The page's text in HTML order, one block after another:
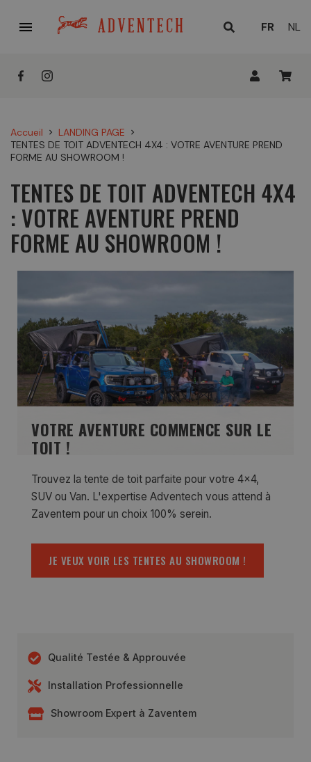

LANGUE
FR NL
Accueil chevron_right LANDING PAGE chevron_right
TENTES DE TOIT ADVENTECH 4X4 : VOTRE AVENTURE PREND
FORME AU SHOWROOM !
TENTES DE TOIT ADVENTECH 4X4
: VOTRE AVENTURE PREND
FORME AU SHOWROOM !
VOTRE AVENTURE COMMENCE SUR LE
TOIT !
Trouvez la tente de toit parfaite pour votre 4x4,
SUV ou Van. L'expertise Adventech vous attend à
Zaventem pour un choix 100% serein.
JE VEUX VOIR LES TENTES AU SHOWROOM !
Qualité Testée & Approuvée
Installation Professionnelle
Showroom Expert à Zaventem